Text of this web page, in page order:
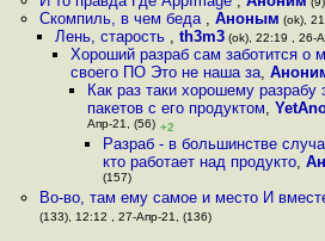
Скомпиль, в чем беда , Аноным (ok),
Лень, старость , th3m3(ok), 22:19 , 26-
Хороший разраб сам заботится о
своего ПО Это не наша за,
Как раз таки хорошему
пакетов с его продуктом,
Апр-21, (56) +2
Разраб - в большинстве
кто работает над продукто,
(157)
Во-во, там ему самое и место И
(133), 12:12 , 27-Апр-21, (136)